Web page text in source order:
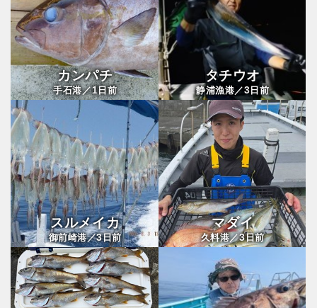
カンパチ
手石港／1日前
タチウオ
静浦漁港／3日前
スルメイカ
御前崎港／3日前
マダイ
久料港／3日前